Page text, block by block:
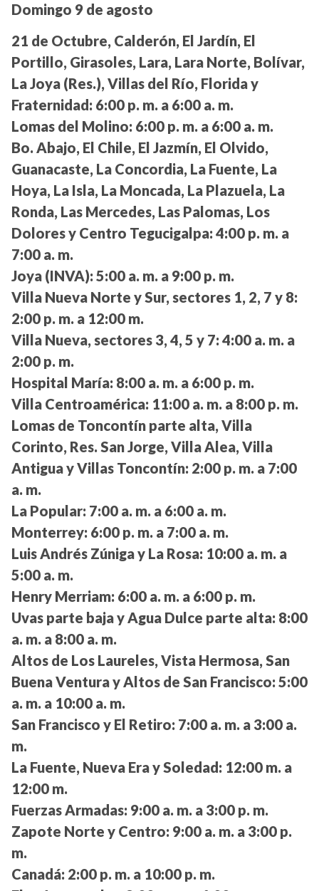
Domingo 9 de agosto
21 de Octubre, Calderón, El Jardín, El
Portillo, Girasoles, Lara, Lara Norte, Bolívar,
La Joya (Res.), Villas del Río, Florida y
Fraternidad: 6:00 p. m. a 6:00 a. m.
Lomas del Molino: 6:00 p. m. a 6:00 a. m.
Bo. Abajo, El Chile, El Jazmín, El Olvido,
Guanacaste, La Concordia, La Fuente, La
Hoya, La Isla, La Moncada, La Plazuela, La
Ronda, Las Mercedes, Las Palomas, Los
Dolores y Centro Tegucigalpa: 4:00 p. m. a
7:00 a. m.
Joya (INVA): 5:00 a. m. a 9:00 p. m.
Villa Nueva Norte y Sur, sectores 1, 2, 7 y 8:
2:00 p. m. a 12:00 m.
Villa Nueva, sectores 3, 4, 5 y 7: 4:00 a. m. a
2:00 p. m.
Hospital María: 8:00 a. m. a 6:00 p. m.
Villa Centroamérica: 11:00 a. m. a 8:00 p. m.
Lomas de Toncontín parte alta, Villa
Corinto, Res. San Jorge, Villa Alea, Villa
Antigua y Villas Toncontín: 2:00 p. m. a 7:00
a. m.
La Popular: 7:00 a. m. a 6:00 a. m.
Monterrey: 6:00 p. m. a 7:00 a. m.
Luis Andrés Zúniga y La Rosa: 10:00 a. m. a
5:00 a. m.
Henry Merriam: 6:00 a. m. a 6:00 p. m.
Uvas parte baja y Agua Dulce parte alta: 8:00
a. m. a 8:00 a. m.
Altos de Los Laureles, Vista Hermosa, San
Buena Ventura y Altos de San Francisco: 5:00
a. m. a 10:00 a. m.
San Francisco y El Retiro: 7:00 a. m. a 3:00 a.
m.
La Fuente, Nueva Era y Soledad: 12:00 m. a
12:00 m.
Fuerzas Armadas: 9:00 a. m. a 3:00 p. m.
Zapote Norte y Centro: 9:00 a. m. a 3:00 p.
m.
Canadá: 2:00 p. m. a 10:00 p. m.